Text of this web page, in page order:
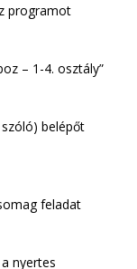
– 1-4. osztály”
belépőt
feladat
nyertes